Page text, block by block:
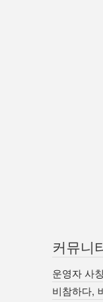
커뮤니
운영자 사
비참하다,